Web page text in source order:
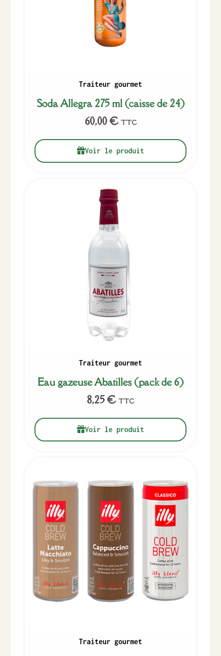
Traiteur gourmet
Soda Allegra 275 ml (caisse de 24)
60,00€ TTC
Voir le produit
Traiteur gourmet
Eau gazeuse Abatilles (pack de 6)
8,25€ TTC
Voir le produit
Traiteur gourmet